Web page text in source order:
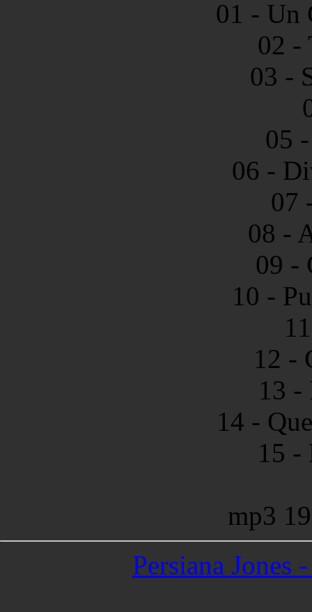
01 - Un
02 -
03 -
05
06 -
07
08 -
09 -
10 -
12 -
13 -
14 -
15 -
mp3
Persiana